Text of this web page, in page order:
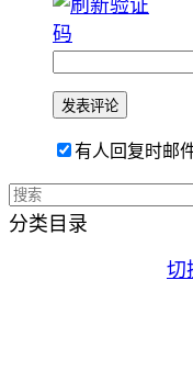
有人回复时邮
分类目录
切